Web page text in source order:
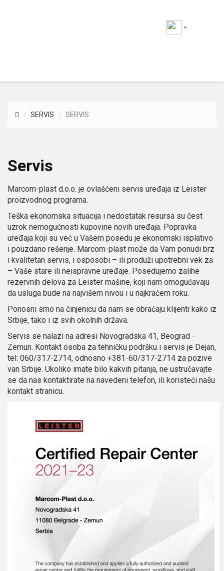
SERVIS SERVIS
Servis
Marcom-plast d.o.o. je ovlašćeni servis uređaja iz Leister
proizvodnog programa.
Teška ekonomska situacija i nedostatak resursa su čest
uzrok nemogućnosti kupovine novih uređaja. Popravka
uređaja koji su već u Vašem posedu je ekonomski isplativo
i pouzdano rešenje. Marcom-plast može da Vam ponudi brz
i kvalitetan servis, i osposobi – ili produži upotrebni vek za
– Vaše stare ili neispravne uređaje. Posedujemo zalihe
rezervnih delova za Leister mašine, koji nam omogućavaju
da usluga bude na najvišem nivou i u najkraćem roku.
Ponosni smo na činjenicu da nam se obraćaju klijenti kako iz
Srbije, tako i iz svih okolnih država.
Servis se nalazi na adresi Novogradska 41, Beograd -
Zemun. Kontakt osoba za tehničku podršku i servis je Dejan,
tel: 060/317-2714, odnosno +381-60/317-2714 za pozive
van Srbije. Ukoliko imate bilo kakvih pitanja, ne ustručavajte
se da nas kontaktirate na navedeni telefon, ili koristeći našu
kontakt stranicu.